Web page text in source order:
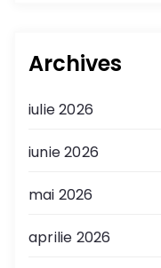
Archives
iulie 2026
iunie 2026
mai 2026
aprilie 2026